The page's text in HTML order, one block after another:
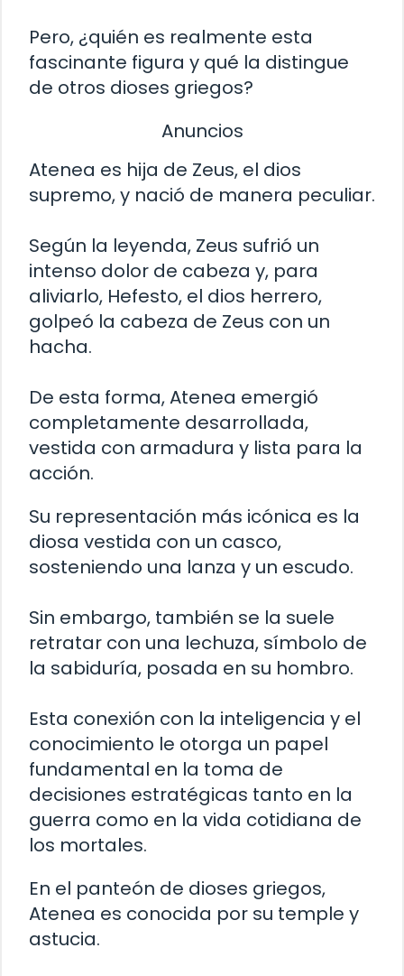
Pero, ¿quién es realmente esta
fascinante figura y qué la distingue
de otros dioses griegos?
Anuncios
Atenea es hija de Zeus, el dios
supremo, y nació de manera peculiar.
Según la leyenda, Zeus sufrió un
intenso dolor de cabeza y, para
aliviarlo, Hefesto, el dios herrero,
golpeó la cabeza de Zeus con un
hacha.
De esta forma, Atenea emergió
completamente desarrollada,
vestida con armadura y lista para la
acción.
Su representación más icónica es la
diosa vestida con un casco,
sosteniendo una lanza y un escudo.
Sin embargo, también se la suele
retratar con una lechuza, símbolo de
la sabiduría, posada en su hombro.
Esta conexión con la inteligencia y el
conocimiento le otorga un papel
fundamental en la toma de
decisiones estratégicas tanto en la
guerra como en la vida cotidiana de
los mortales.
En el panteón de dioses griegos,
Atenea es conocida por su temple y
astucia.